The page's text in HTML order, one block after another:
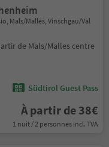
Mals/Malles, Vinschgau/Val
de Mals/Malles centre
Südtirol Guest Pass
À partir de 38€
1 nuit / 2 personnes incl. TVA